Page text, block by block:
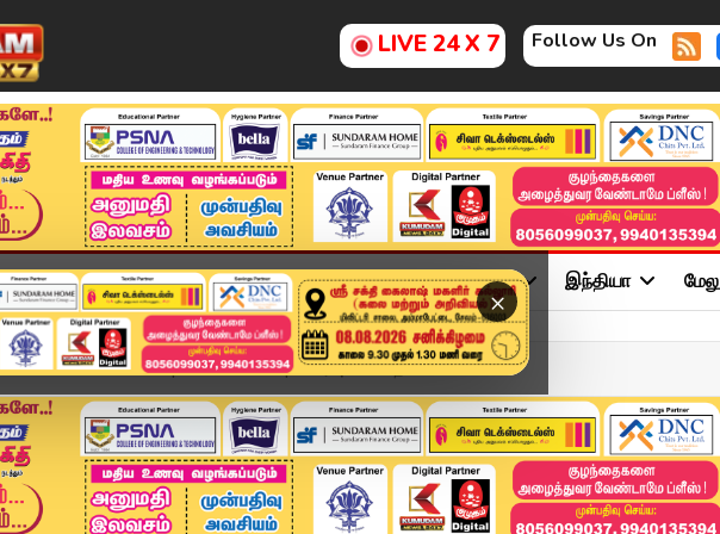
LIVE 24 X 7 Follow Us On
×
அண்மை தமிழ்நாடு சினிமா அரசியல் விளையாட்டு இந்தியா
SPEED NEWS TAMIL | 15 DEC 2025 | விரைவுச் செய்த...